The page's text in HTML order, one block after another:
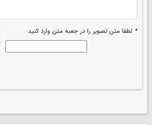
* لطفا متن تصویر را در جعبه متن وارد کنید